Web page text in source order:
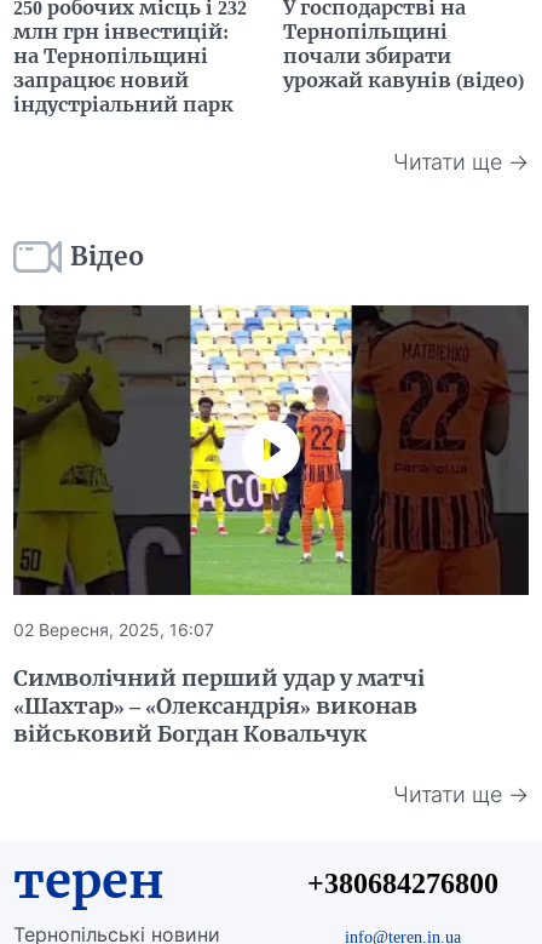
250 робочих місць і 232
млн грн інвестицій:
на Тернопільщині
запрацює новий
індустріальний парк
У господарстві на
Тернопільщині
почали збирати
урожай кавунів (відео)
Читати ще →
Відео
02 Вересня, 2025, 16:07
Символічний перший удар у матчі
«Шахтар» – «Олександрія» виконав
військовий Богдан Ковальчук
Читати ще →
терен
Тернопільські новини
+380684276800
info@teren.in.ua